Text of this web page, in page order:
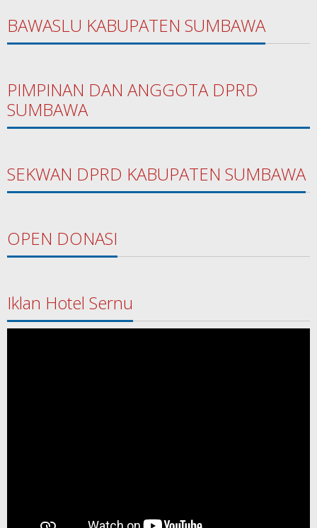
BAWASLU KABUPATEN SUMBAWA
PIMPINAN DAN ANGGOTA DPRD
SUMBAWA
SEKWAN DPRD KABUPATEN SUMBAWA
OPEN DONASI
Iklan Hotel Sernu